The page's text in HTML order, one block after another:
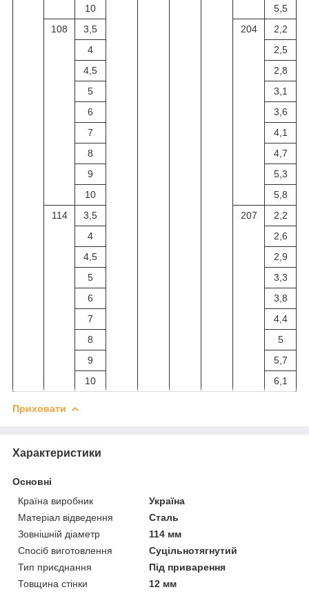
10
5,5
108
3,5 204
2,2
4
2,5
4,5
2,8
5
3,1
6
3,6
7
4,1
8
4,7
9
5,3
10
5,8
114
3,5 207
2,2
4
2,6
4,5
2,9
5
3,3
6
3,8
7
4,4
8
5
9
5,7
10
6,1
Приховати
Характеристики
Основні
Країна виробник
Україна
Матеріал відведення
Сталь
Зовнішній діаметр
114 мм
Спосіб виготовлення
Суцільнотягнутий
Тип приєднання
Під приварення
Товщина стінки
12 мм